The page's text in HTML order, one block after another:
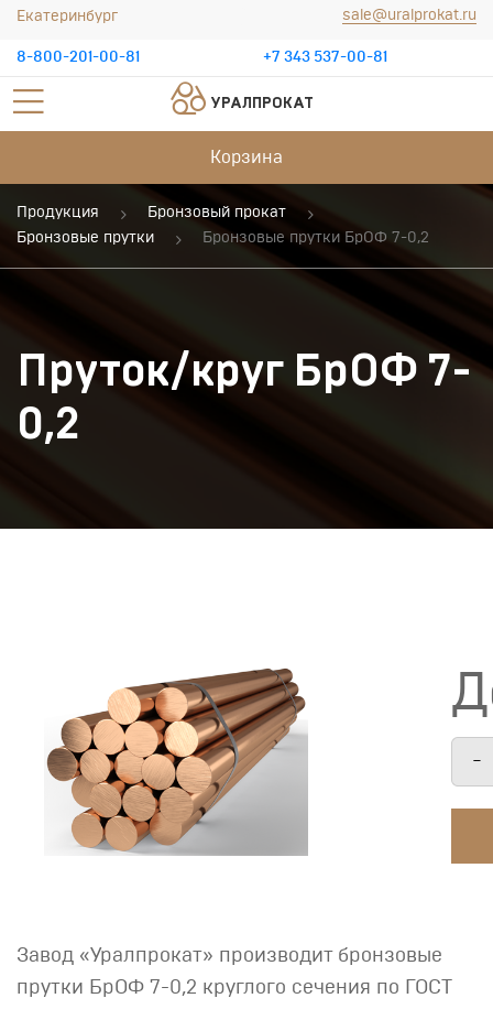
УРАЛПРОКАТ
Екатеринбург sale@uralprokat.ru
8-800-201-00-81 +7 343 537-00-81
Корзина
Продукция
Бронзовый прокат
Бронзовые прутки
Бронзовые прутки БрОФ 7-0,2
Пруток/круг БрОФ 7-
0,2
-
Завод «Уралпрокат» производит бронзовые
прутки БрОФ 7-0,2 круглого сечения по ГОСТ